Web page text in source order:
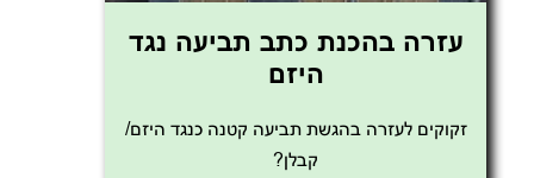
עזרה בהכנת כתב תביעה נגד
היזם
זקוקים לעזרה בהגשת תביעה קטנה כנגד היזם/
קבלן?